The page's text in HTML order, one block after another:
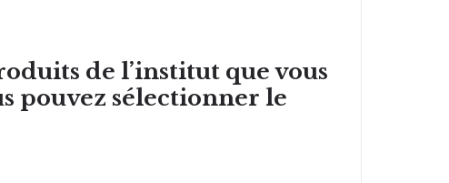
de l’institut que vous
pouvez sélectionner le